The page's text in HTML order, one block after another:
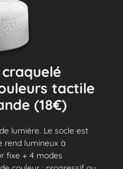
tactile
(18€)
lumière. Le socle est
rend lumineux à
fixe + 4 modes